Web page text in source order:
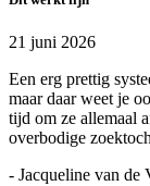
21 juni 2026
Een erg prettig
maar daar weet je
tijd om ze allemaal
overbodige
- Jacqueline van de